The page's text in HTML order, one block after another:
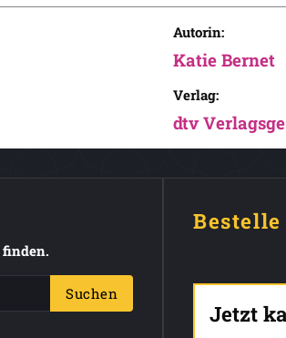
Autorin:
Katie Bernet
Verlag:
dtv
finden.
Suchen
Jetzt